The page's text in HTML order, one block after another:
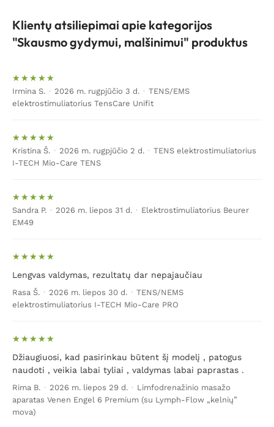
Klientų atsiliepimai apie kategorijos
"Skausmo gydymui, malšinimui" produktus
Irmina S. · 2026 m. rugpjūčio 3 d. · TENS/EMS
elektrostimuliatorius TensCare Unifit
Kristina Š. · 2026 m. rugpjūčio 2 d. · TENS elektrostimuliatorius
I-TECH Mio-Care TENS
Sandra P. · 2026 m. liepos 31 d. · Elektrostimuliatorius Beurer
EM49
Lengvas valdymas, rezultatų dar nepajaučiau
Rasa Š. · 2026 m. liepos 30 d. · TENS/NEMS
elektrostimuliatorius I-TECH Mio-Care PRO
Džiaugiuosi, kad pasirinkau būtent šį modelį , patogus
naudoti , veikia labai tyliai , valdymas labai paprastas .
Rima B. · 2026 m. liepos 29 d. · Limfodrenažinio masažo
aparatas Venen Engel 6 Premium (su Lymph-Flow „kelnių”
mova)